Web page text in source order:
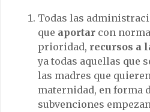
Todas las
que aportar con
prioridad, recursos a
ya todas aquellas que
las madres que
maternidad, en forma
subvenciones